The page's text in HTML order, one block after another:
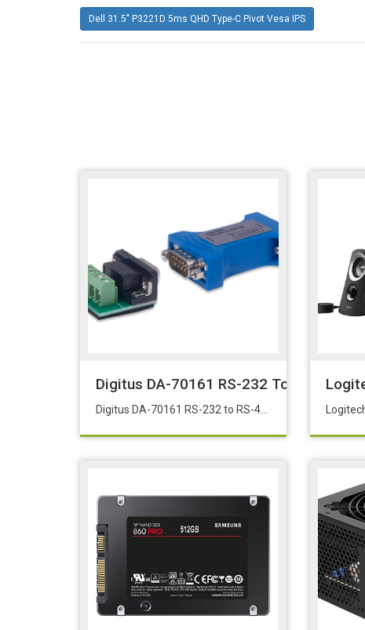
Dell 31.5" P3221D 5ms QHD Type-C Pivot Vesa IPS
Digitus DA-70161 RS-232 To RS-485